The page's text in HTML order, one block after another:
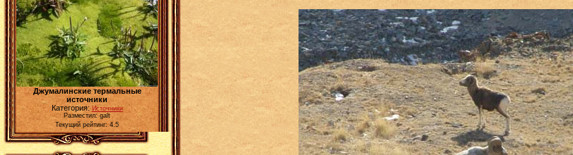
Джумалинские термальные
источники
Категория: Источники
Разместил: galt
Текущий рейтинг: 4.5